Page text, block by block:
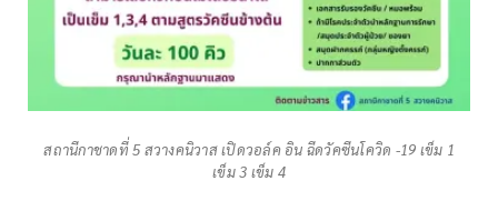
สถานีกาชาดที่ 5 สวางคนิวาส เปิดวอล์ค อิน ฉีดวัคซีนโควิด -19 เข็ม 1
เข็ม 3 เข็ม 4